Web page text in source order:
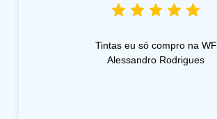
Tintas eu só compro na WF
Alessandro Rodrigues